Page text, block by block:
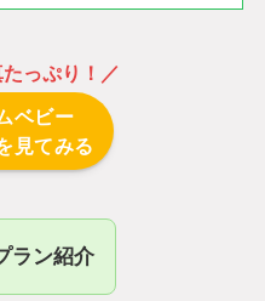
っぷり！ ／
ベビー
見てみる
ラン紹介